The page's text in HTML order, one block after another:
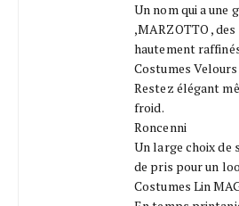
Un nom qui a une
,MARZOTTO ,
hautement
Costumes Velours
Restez élégant
froid.
Roncenni
Un large choix de
de pris pour un
Costumes Lin